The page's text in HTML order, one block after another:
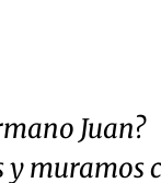
Juan?
y muramos